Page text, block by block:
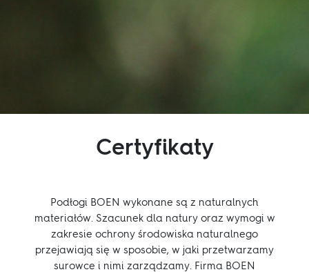
Certyfikaty
Podłogi BOEN wykonane są z naturalnych
materiałów. Szacunek dla natury oraz wymogi w
zakresie ochrony środowiska naturalnego
przejawiają się w sposobie, w jaki przetwarzamy
surowce i nimi zarządzamy. Firma BOEN